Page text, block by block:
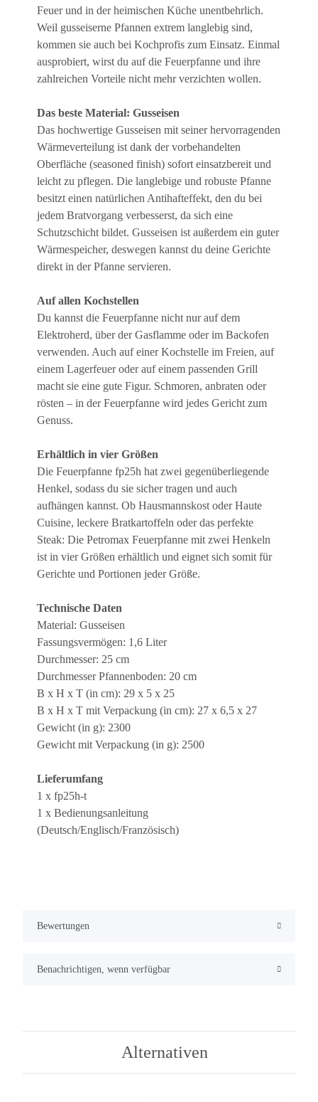
Feuer und in der heimischen Küche unentbehrlich.
Weil gusseiserne Pfannen extrem langlebig sind,
kommen sie auch bei Kochprofis zum Einsatz. Einmal
ausprobiert, wirst du auf die Feuerpfanne und ihre
zahlreichen Vorteile nicht mehr verzichten wollen.
Das beste Material: Gusseisen
Das hochwertige Gusseisen mit seiner hervorragenden
Wärmeverteilung ist dank der vorbehandelten
Oberfläche (seasoned finish) sofort einsatzbereit und
leicht zu pflegen. Die langlebige und robuste Pfanne
besitzt einen natürlichen Antihafteffekt, den du bei
jedem Bratvorgang verbesserst, da sich eine
Schutzschicht bildet. Gusseisen ist außerdem ein guter
Wärmespeicher, deswegen kannst du deine Gerichte
direkt in der Pfanne servieren.
Auf allen Kochstellen
Du kannst die Feuerpfanne nicht nur auf dem
Elektroherd, über der Gasflamme oder im Backofen
verwenden. Auch auf einer Kochstelle im Freien, auf
einem Lagerfeuer oder auf einem passenden Grill
macht sie eine gute Figur. Schmoren, anbraten oder
rösten – in der Feuerpfanne wird jedes Gericht zum
Genuss.
Erhältlich in vier Größen
Die Feuerpfanne fp25h hat zwei gegenüberliegende
Henkel, sodass du sie sicher tragen und auch
aufhängen kannst. Ob Hausmannskost oder Haute
Cuisine, leckere Bratkartoffeln oder das perfekte
Steak: Die Petromax Feuerpfanne mit zwei Henkeln
ist in vier Größen erhältlich und eignet sich somit für
Gerichte und Portionen jeder Größe.
Technische Daten
Material: Gusseisen
Fassungsvermögen: 1,6 Liter
Durchmesser: 25 cm
Durchmesser Pfannenboden: 20 cm
B x H x T (in cm): 29 x 5 x 25
B x H x T mit Verpackung (in cm): 27 x 6,5 x 27
Gewicht (in g): 2300
Gewicht mit Verpackung (in g): 2500
Lieferumfang
1 x fp25h-t
1 x Bedienungsanleitung
(Deutsch/Englisch/Französisch)
Bewertungen
Benachrichtigen, wenn verfügbar
Alternativen